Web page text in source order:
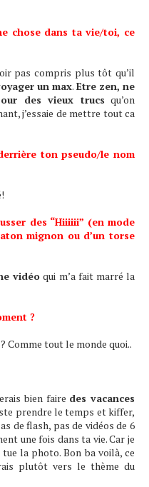
chose dans ta vie/toi, ce
pas compris plus tôt qu’il
un max. Etre zen, ne
des vieux trucs qu’on
j’essaie de mettre tout ca
ton pseudo/le nom
des “Hiiiiii” (en mode
mignon ou d’un torse
vidéo qui m’a fait marré la
?
? Comme tout le monde quoi..
bien faire des vacances
prendre le temps et kiffer,
de flash, pas de vidéos de 6
une fois dans ta vie. Car je
tue la photo.Bon ba voilà, ce
plutôt vers le thème du